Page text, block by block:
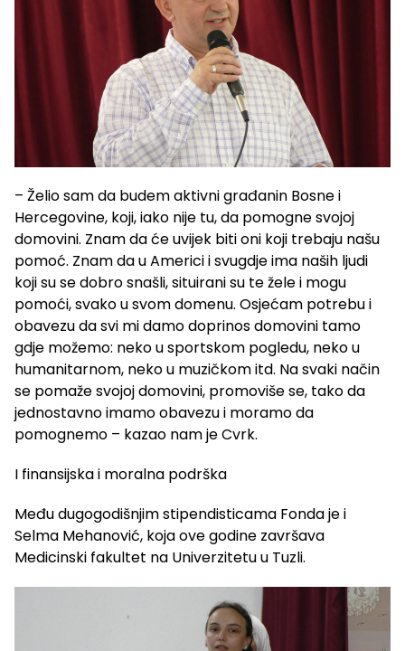
– Želio sam da budem aktivni građanin Bosne i
Hercegovine, koji, iako nije tu, da pomogne svojoj
domovini. Znam da će uvijek biti oni koji trebaju našu
pomoć. Znam da u Americi i svugdje ima naših ljudi
koji su se dobro snašli, situirani su te žele i mogu
pomoći, svako u svom domenu. Osjećam potrebu i
obavezu da svi mi damo doprinos domovini tamo
gdje možemo: neko u sportskom pogledu, neko u
humanitarnom, neko u muzičkom itd. Na svaki način
se pomaže svojoj domovini, promoviše se, tako da
jednostavno imamo obavezu i moramo da
pomognemo – kazao nam je Cvrk.
I finansijska i moralna podrška
Među dugogodišnjim stipendisticama Fonda je i
Selma Mehanović, koja ove godine završava
Medicinski fakultet na Univerzitetu u Tuzli.